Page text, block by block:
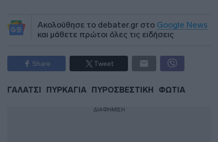
Ακολούθησε το debater.gr στο Google News
και μάθετε πρώτοι όλες τις ειδήσεις
Share Tweet
ΓΑΛΑΤΣΙ ΠΥΡΚΑΓΙΑ ΠΥΡΟΣΒΕΣΤΙΚΗ ΦΩΤΙΑ
ΔΙΑΦΗΜΙΣΗ